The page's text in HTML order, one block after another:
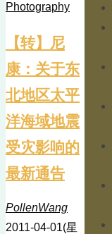
Photography
【转】尼
康：关于东
北地区太平
洋海域地震
受灾影响的
最新通告
PollenWang
2011-04-01(星